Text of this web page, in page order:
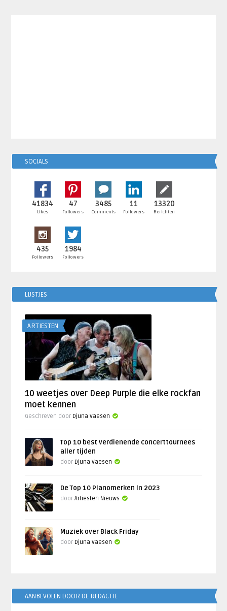
SOCIALS
41834
Likes
47
Followers
3485
Comments
11
Followers
13320
Berichten
435
Followers
1984
Followers
LIJSTJES
ARTIESTEN
10 weetjes over Deep Purple die elke rockfan
moet kennen
Geschreven door Djuna Vaesen
Top 10 best verdienende concerttournees
aller tijden
door Djuna Vaesen
De Top 10 Pianomerken in 2023
doorArtiesten Nieuws
Muziek over Black Friday
door Djuna Vaesen
AANBEVOLEN DOOR DE REDACTIE